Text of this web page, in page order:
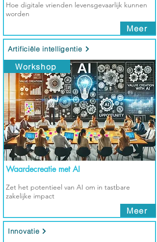
Hoe digitale vrienden levensgevaarlijk kunnen
worden
Meer
Artificiële intelligentie
Workshop
Waardecreatie met AI
Zet het potentieel van AI om in tastbare
zakelijke impact
Meer
Innovatie